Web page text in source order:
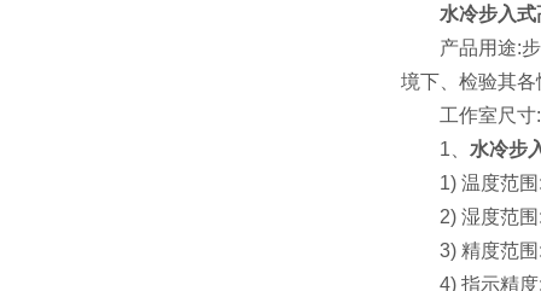
水冷步入
产品用途:步
境下、检验其
工作室尺寸:
1、 水冷步
1) 温度范围
2) 湿度范围:
3) 精度范围:
4) 指示精度: